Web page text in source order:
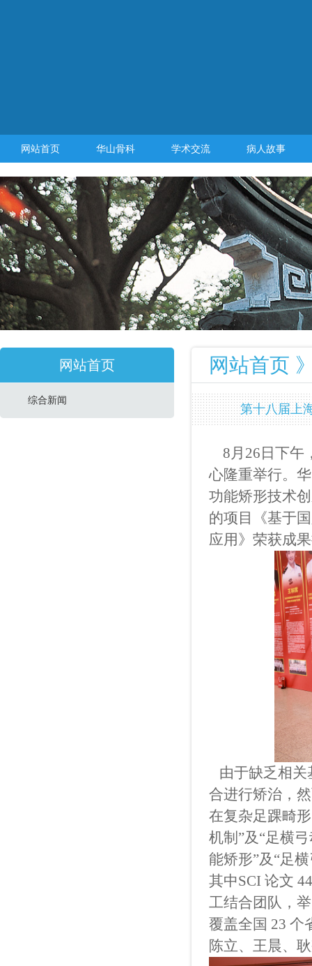
网站首页 华山骨科 学术交流 病人故事
网站首页
综合新闻
网站首页
第十八届上
8月 26 日下午
心隆重举行。
功能矫形技术
的项目《基于
应用》荣获成
由于缺乏相关
合进行矫治，
在复杂足踝畸
机制”及“足横
能矫形”及“足
其中SCI 论文
工结合团队，
覆盖全国 23 个
陈立、王晨、